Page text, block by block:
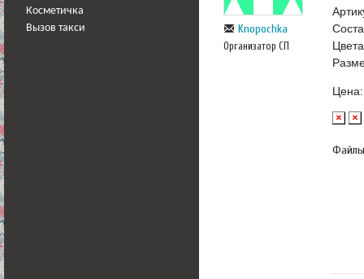
Косметичка
Вызов такси
Knopochka
Организатор СП